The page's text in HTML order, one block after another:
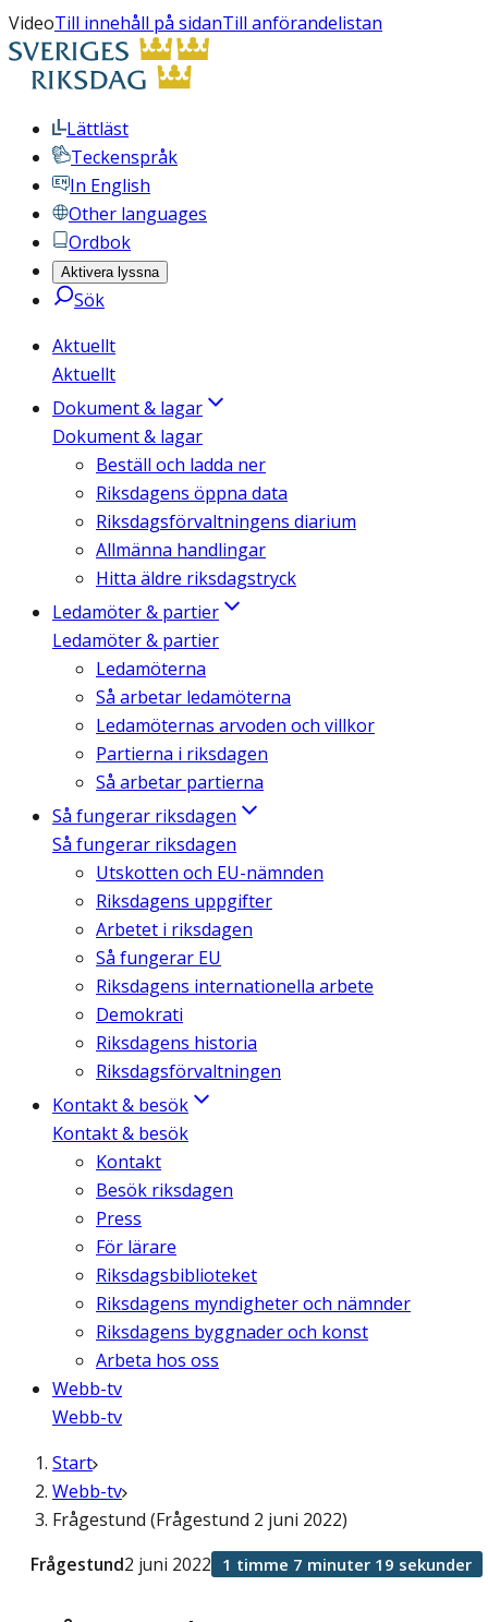
VideoTill innehåll på sidanTill anförandelistan
Lättläst
Teckenspråk
In English
Other languages
Ordbok
Aktivera lyssna
Sök
Aktuellt
Aktuellt
Dokument & lagar
Dokument & lagar
Beställ och ladda ner
Riksdagens öppna data
Riksdagsförvaltningens diarium
Allmänna handlingar
Hitta äldre riksdagstryck
Ledamöter & partier
Ledamöter & partier
Ledamöterna
Så arbetar ledamöterna
Ledamöternas arvoden och villkor
Partierna i riksdagen
Så arbetar partierna
Så fungerar riksdagen
Så fungerar riksdagen
Utskotten och EU-nämnden
Riksdagens uppgifter
Arbetet i riksdagen
Så fungerar EU
Riksdagens internationella arbete
Demokrati
Riksdagens historia
Riksdagsförvaltningen
Kontakt & besök
Kontakt & besök
Kontakt
Besök riksdagen
Press
För lärare
Riksdagsbiblioteket
Riksdagens myndigheter och nämnder
Riksdagens byggnader och konst
Arbeta hos oss
Webb-tv
Webb-tv
Start
Webb-tv
Frågestund (Frågestund 2 juni 2022)
Frågestund2 juni 2022 1 timme 7 minuter 19 sekunder